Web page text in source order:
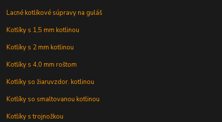
Lacné kotlíkové súpravy na guláš
Kotlíky s 1,5 mm kotlinou
Kotlíky s 2 mm kotlinou
Kotlíky s 4,0 mm roštom
Kotlíky so žiaruvzdor. kotlinou
Kotlíky so smaltovanou kotlinou
Kotlíky s trojnožkou